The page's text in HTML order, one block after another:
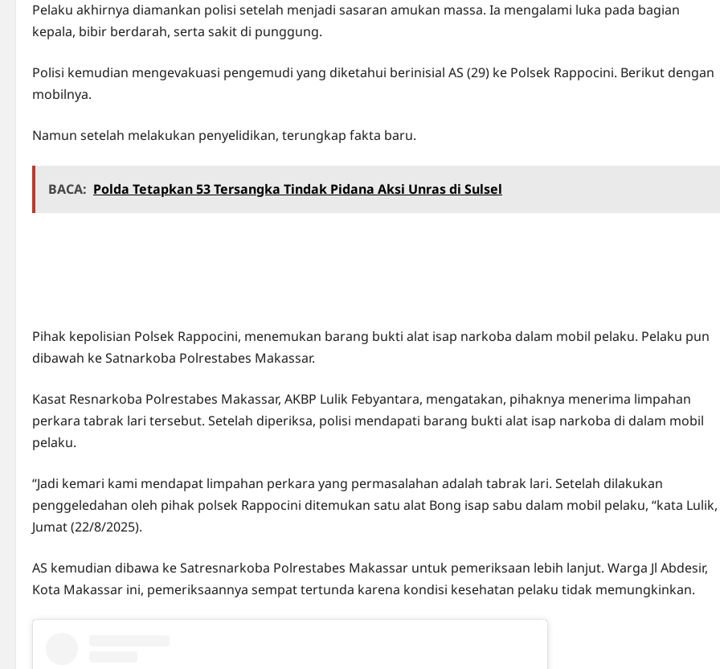
Pelaku akhirnya diamankan polisi setelah menjadi sasaran amukan massa. Ia mengalami luka pada bagian
kepala, bibir berdarah, serta sakit di punggung.
Polisi kemudian mengevakuasi pengemudi yang diketahui berinisial AS (29) ke Polsek Rappocini. Berikut dengan
mobilnya.
Namun setelah melakukan penyelidikan, terungkap fakta baru.
BACA: Polda Tetapkan 53 Tersangka Tindak Pidana Aksi Unras di Sulsel
Pihak kepolisian Polsek Rappocini, menemukan barang bukti alat isap narkoba dalam mobil pelaku. Pelaku pun
dibawah ke Satnarkoba Polrestabes Makassar.
Kasat Resnarkoba Polrestabes Makassar, AKBP Lulik Febyantara, mengatakan, pihaknya menerima limpahan
perkara tabrak lari tersebut. Setelah diperiksa, polisi mendapati barang bukti alat isap narkoba di dalam mobil
pelaku.
“Jadi kemari kami mendapat limpahan perkara yang permasalahan adalah tabrak lari. Setelah dilakukan
penggeledahan oleh pihak polsek Rappocini ditemukan satu alat Bong isap sabu dalam mobil pelaku, “kata Lulik,
Jumat (22/8/2025).
AS kemudian dibawa ke Satresnarkoba Polrestabes Makassar untuk pemeriksaan lebih lanjut. Warga Jl Abdesir,
Kota Makassar ini, pemeriksaannya sempat tertunda karena kondisi kesehatan pelaku tidak memungkinkan.